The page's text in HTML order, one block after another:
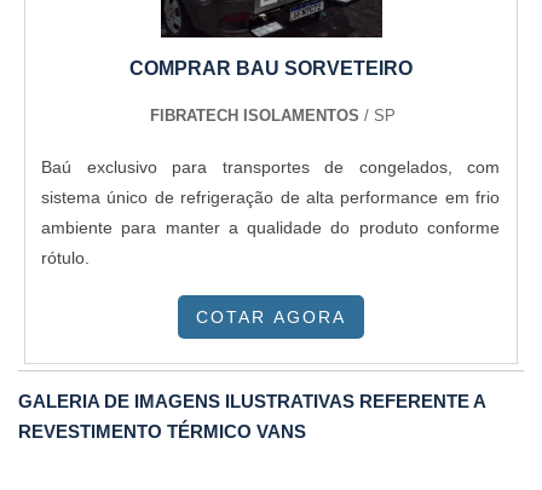
COMPRAR BAU SORVETEIRO
FIBRATECH ISOLAMENTOS / SP
Baú exclusivo para transportes de congelados, com
sistema único de refrigeração de alta performance em frio
ambiente para manter a qualidade do produto conforme
rótulo.
COTAR AGORA
GALERIA DE IMAGENS ILUSTRATIVAS REFERENTE A
REVESTIMENTO TÉRMICO VANS